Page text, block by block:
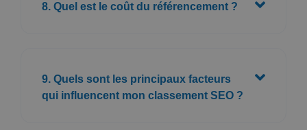
8. Quel est le coût du référencement ?
9. Quels sont les principaux facteurs
qui influencent mon classement SEO ?